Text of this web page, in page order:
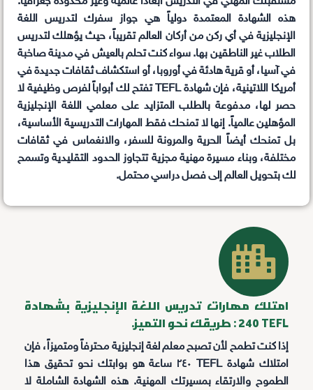
هذه الشهادة المعتمدة دولياً هي جواز سفرك لتدريس اللغة
الإنجليزية في أي ركن من أركان العالم تقريباً، حيث يؤهلك لتدريس
الطلاب غير الناطقين بها. سواء كنت تحلم بالعيش في مدينة صاخبة
في آسيا، أو قرية هادئة في أوروبا، أو استكشاف ثقافات جديدة في
أمريكا اللاتينية، فإن شهادة TEFL تفتح لك أبواباً لفرص وظيفية لا
حصر لها، مدفوعة بالطلب المتزايد على معلمي اللغة الإنجليزية
المؤهلين عالمياً. إنها لا تمنحك فقط المهارات التدريسية الأساسية،
بل تمنحك أيضاً الحرية والمرونة للسفر، والانغماس في ثقافات
مختلفة، وبناء مسيرة مهنية مجزية تتجاوز الحدود التقليدية وتسمح
لك بتحويل العالم إلى فصل دراسي محتمل.
امتلك مهارات تدريس اللغة الإنجليزية بشهادة
TEFL ٢٤٠ : طريقك نحو التميز.
إذا كنت تطمح لأن تصبح معلم لغة إنجليزية محترفاً ومتميزاً، فإن
امتلاك شهادة TEFL ٢٤٠ ساعة هو بوابتك نحو تحقيق هذا
الطموح والارتقاء بمسيرتك المهنية. هذه الشهادة الشاملة لا